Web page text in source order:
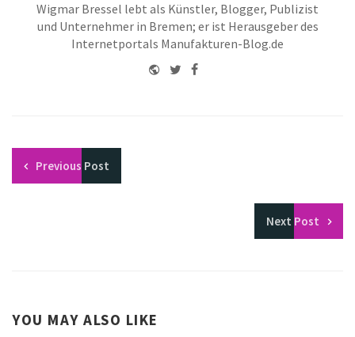
Wigmar Bressel lebt als Künstler, Blogger, Publizist
und Unternehmer in Bremen; er ist Herausgeber des
Internetportals Manufakturen-Blog.de
WebsiteTwitterFacebook
Previous Post
Next Post
YOU MAY ALSO LIKE